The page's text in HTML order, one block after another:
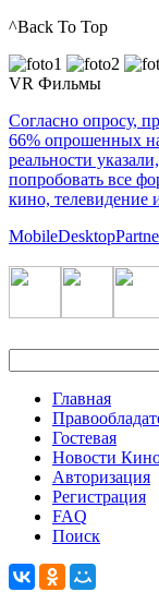
^Back To Top
VR Фильмы
Согласно опросу,
66% опрошенных
реальности
попробовать все
кино,
MobileDesktop
Главная
Гостевая
Новости
Авторизация
Регистрация
FAQ
Поиск